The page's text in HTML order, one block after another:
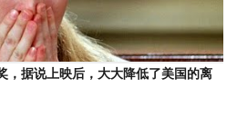
，据说上映后，大大降低了美国的离